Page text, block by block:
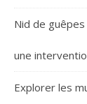
Nid de
une
Explorer les